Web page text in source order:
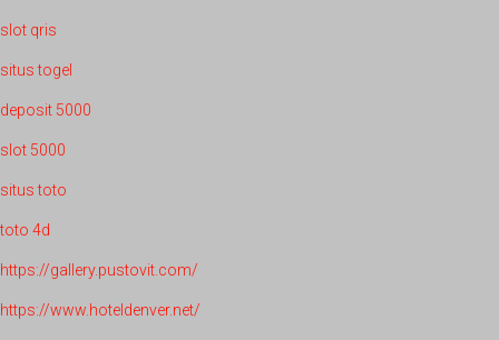
slot qris
situs togel
deposit 5000
slot 5000
situs toto
toto 4d
https://gallery.pustovit.com/
https://www.hoteldenver.net/